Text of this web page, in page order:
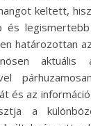
keltett,
és
határozottan
aktuális
és az
a